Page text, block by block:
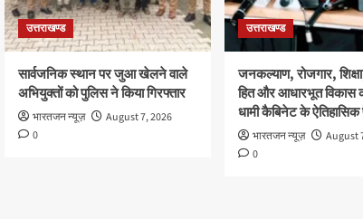
उत्तराखण्ड
सार्वजनिक स्थान पर जुआ खेलने वाले
अभियुक्तों को पुलिस ने किया गिरफ्तार
भारतजन न्यूज़
August 7, 2026
0
उत्तराखण्ड
जनकल्याण, रोजगार,
हित और आधारभूत विकास
धामी कैबिनेट के
भारतजन न्यूज़
August
0